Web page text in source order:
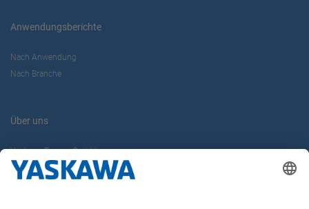
Anwendungsberichte
Nach Anwendung
Nach Branche
Über uns
Yaskawa Europe GmbH
Karriere